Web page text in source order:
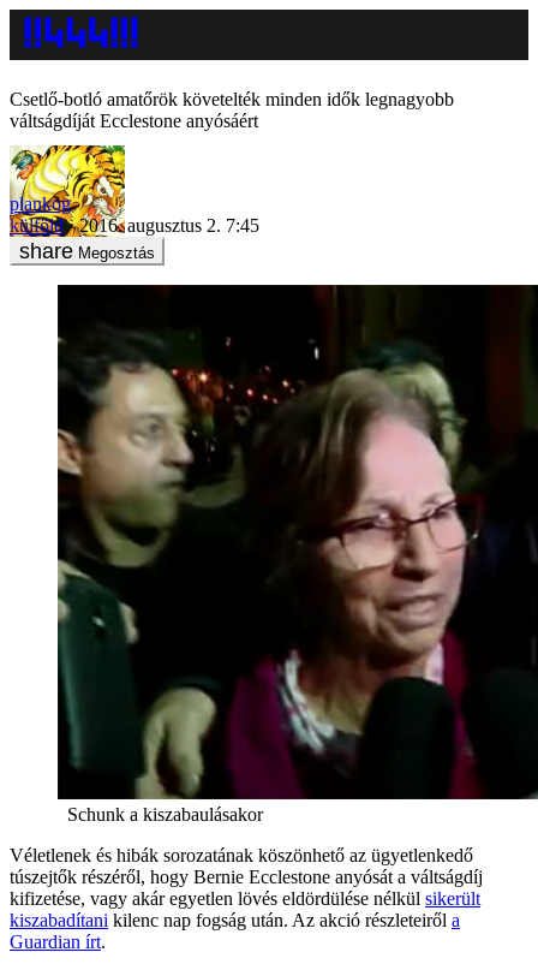
Csetlő-botló amatőrök követelték minden idők legnagyobb
váltságdíját Ecclestone anyósáért
plankog
külföld
2016. augusztus 2. 7:45
Megosztás
Schunk a kiszabaulásakor
Véletlenek és hibák sorozatának köszönhető az ügyetlenkedő
túszejtők részéről, hogy Bernie Ecclestone anyósát a váltságdíj
kifizetése, vagy akár egyetlen lövés eldördülése nélkül sikerült
kiszabadítani kilenc nap fogság után. Az akció részleteiről a
Guardian írt.